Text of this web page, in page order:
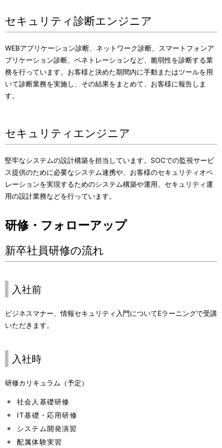
セキュリティ診断エンジニア
WEBアプリケーション診断、ネットワーク診断、スマートフォンア
プリケーション診断、ペネトレーションなど、脆弱性を診断する業
務を行っています。お客様と決めた期間内に手動またはツールを用
いて診断業務を実施し、その結果をまとめて、お客様に報告しま
す。
セキュリティエンジニア
堅牢なシステムの設計構築を担当しています。SOCでの監視サービ
ス提供のために必要なシステム連携や、お客様のセキュリティオペ
レーションを実現するためのシステム構築や運用、セキュリティ運
用の設計業務などを行っています。
研修・フォローアップ
新卒社員研修の流れ
入社前
ビジネスマナー、情報セキュリティ入門についてEラーニングで受講
いただきます。
入社時
研修カリキュラム（予定）
社会人基礎研修
IT基礎・応用研修
システム開発演習
配属体験実習